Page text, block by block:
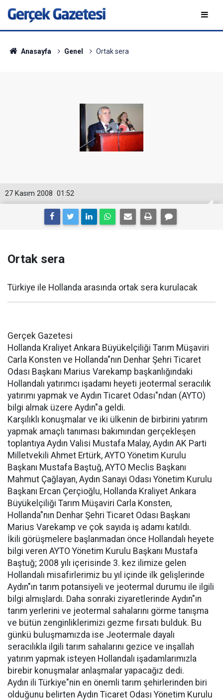
Anasayfa Genel Ortak sera
01:52
27 Kasım 2008
Ortak sera
Türkiye ile Hollanda arasında ortak sera kurulacak
Gerçek Gazetesi
Hollanda Kraliyet Ankara Büyükelçiliği Tarım Müşaviri
Carla Konsten ve Hollanda"nın Denhar Şehri Ticaret
Odası Başkanı Marius Varekamp başkanlığındaki
Hollandalı yatırımcı işadamı heyeti jeotermal seracılık
yatırımı yapmak ve Aydın Ticaret Odası"ndan (AYTO)
bilgi almak üzere Aydın"a geldi.
Karşılıklı konuşmalar ve iki ülkenin de birbirini yatırım
yapmak amaçlı tanıması bakımından gerçekleşen
toplantıya Aydın Valisi Mustafa Malay, Aydın AK Parti
Milletvekili Ahmet Ertürk, AYTO Yönetim Kurulu
Başkanı Mustafa Baştuğ, AYTO Meclis Başkanı
Mahmut Çağlayan, Aydın Sanayi Odası Yönetim Kurulu
Başkanı Ercan Çerçioğlu, Hollanda Kraliyet Ankara
Büyükelçiliği Tarım Müşaviri Carla Konsten,
Hollanda"nın Denhar Şehri Ticaret Odası Başkanı
Marius Varekamp ve çok sayıda iş adamı katıldı.
İkili görüşmelere başlanmadan önce Hollandalı heyete
bilgi veren AYTO Yönetim Kurulu Başkanı Mustafa
Baştuğ; 2008 yılı içerisinde 3. kez ilimize gelen
Hollandalı misafirlerimiz bu yıl içinde ilk gelişlerinde
Aydın"ın tarım potansiyeli ve jeotermal durumu ile ilgili
bilgi almışlardı. Daha sonraki ziyaretlerinde Aydın"ın
tarım yerlerini ve jeotermal sahalarını görme tanışma
ve bütün zenginliklerimizi gezme fırsatı bulduk. Bu
günkü buluşmamızda ise Jeotermale dayalı
seracılıkla ilgili tarım sahalarını gezice ve inşallah
yatırım yapmak isteyen Hollandalı işadamlarımızla
birebir konuşmalar anlaşmalar yapacağız dedi.
Aydın ili Türkiye"nin en önemli tarım şehirlerinden biri
olduğunu belirten Aydın Ticaret Odası Yönetim Kurulu